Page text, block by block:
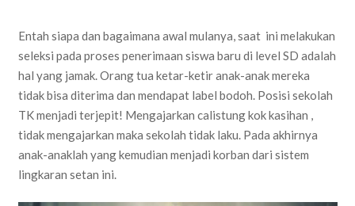
Entah siapa dan bagaimana awal mulanya, saat ini melakukan
seleksi pada proses penerimaan siswa baru di level SD adalah
hal yang jamak. Orang tua ketar-ketir anak-anak mereka
tidak bisa diterima dan mendapat label bodoh. Posisi sekolah
TK menjadi terjepit! Mengajarkan calistung kok kasihan ,
tidak mengajarkan maka sekolah tidak laku. Pada akhirnya
anak-anaklah yang kemudian menjadi korban dari sistem
lingkaran setan ini.